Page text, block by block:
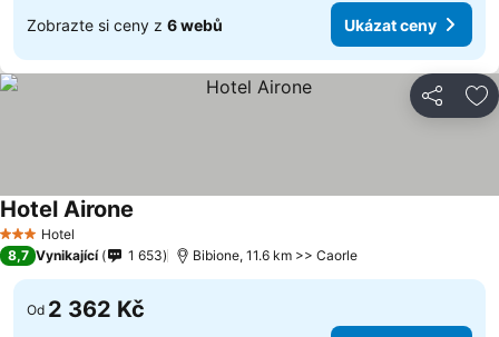
Zobrazte si ceny z 6 webů Ukázat ceny
Sdílet
3 Počet hvězdiček
Hotel
Hotel Airone
8,7 Vynikající 1 653 Bibione, 11.6 km >> Caorle
Od 2 362 Kč